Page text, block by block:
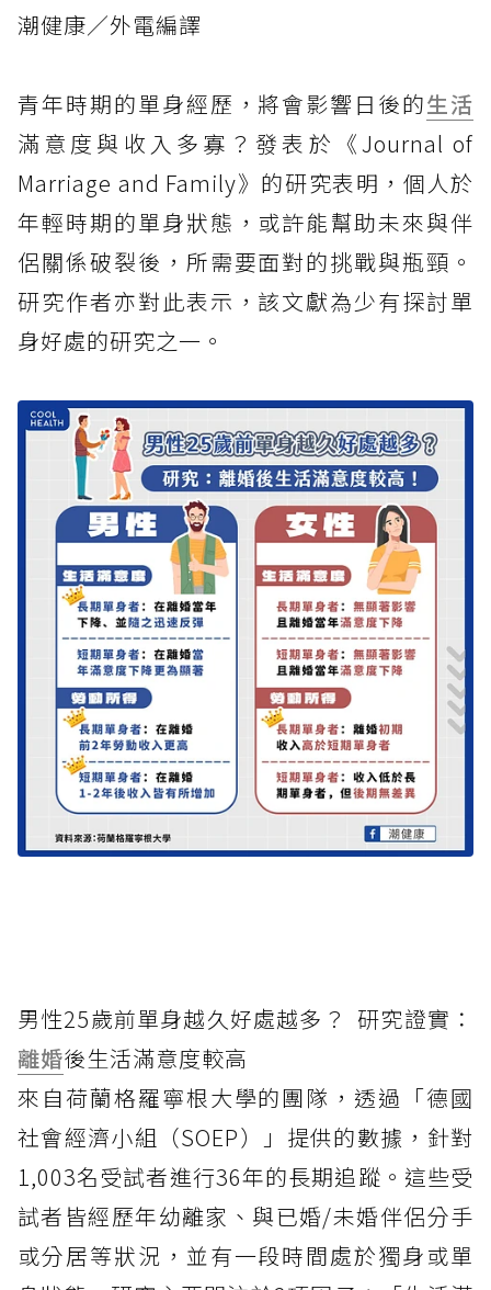
潮健康／外電編譯
青年時期的單身經歷，將會影響日後的生活
滿意度與收入多寡？發表於《Journal of
Marriage and Family》的研究表明，個人於
年輕時期的單身狀態，或許能幫助未來與伴
侶關係破裂後，所需要面對的挑戰與瓶頸。
研究作者亦對此表示，該文獻為少有探討單
身好處的研究之一。
男性25歲前單身越久好處越多？ 研究證實：
離婚後生活滿意度較高
來自荷蘭格羅寧根大學的團隊，透過「德國
社會經濟小組（SOEP）」提供的數據，針對
1,003名受試者進行36年的長期追蹤。這些受
試者皆經歷年幼離家、與已婚/未婚伴侶分手
或分居等狀況，並有一段時間處於獨身或單